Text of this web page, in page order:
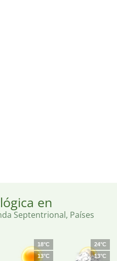
en
Septentrional, Países
18°C
13°C
24°C
13°C